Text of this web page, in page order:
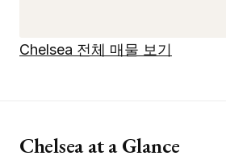
Chelsea 전체 매물 보기
Chelsea at a Glance